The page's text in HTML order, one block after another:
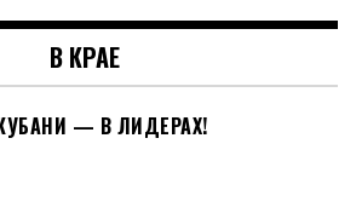
В КРАЕ
— В ЛИДЕРАХ!